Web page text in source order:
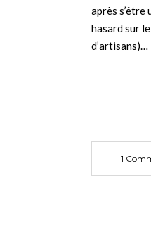
après s’être
hasard sur
d’artisans)…
1